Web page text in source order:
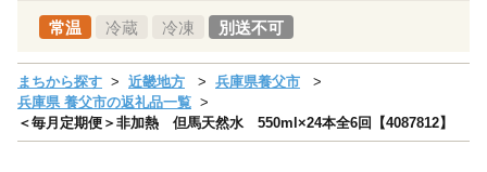
常温 冷蔵 冷凍 別送不可
まちから探す 近畿地方
兵庫県養父市
兵庫県 養父市の返礼品一覧
＜毎月定期便＞非加熱 但馬天然水 550ml×24本全6回【4087812】